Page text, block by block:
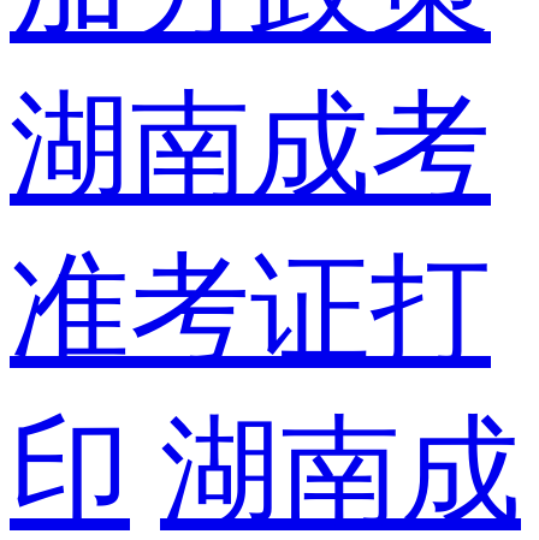
湖南成考
准考证打
印 湖南成